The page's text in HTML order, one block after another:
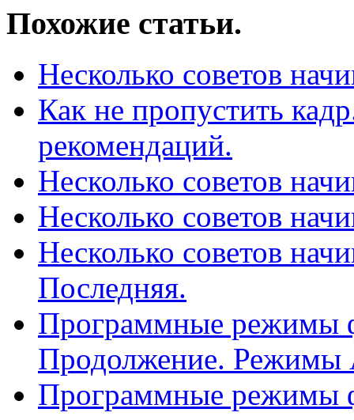
Похожие статьи.
Несколько советов
Как не пропустить
рекомендаций.
Несколько советов
Несколько советов
Несколько советов
Последняя.
Программные режимы
Продолжение. Режимы
Программные режимы